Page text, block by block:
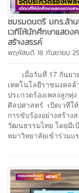
ชมรมดนตรี มทร.ล้า
เวทีให้นักศึกษาแสดง
สร้างสรรค์
พฤหัสบดี 18 กันยายน
เมื่อวันที่ 17 กันยา
เทคโนโลยีราชมงคล
ประกวดร้องเพลงลูก
ศิลปศาสตร์ เปิดเวทีใ
การขับร้องอย่างสร้าง
วัฒนธรรมไทย โดยมีเ
หมาวิทยาลัยเข้าร่วม